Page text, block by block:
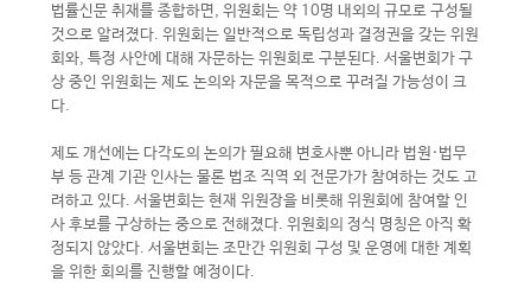
법률신문 취재를 종합하면, 위원회는 약 10명 내외의 규모로 구성될
것으로 알려졌다. 위원회는 일반적으로 독립성과 결정권을 갖는 위원
회와, 특정 사안에 대해 자문하는 위원회로 구분된다. 서울변회가 구
상 중인 위원회는 제도 논의와 자문을 목적으로 꾸려질 가능성이 크
다.
제도 개선에는 다각도의 논의가 필요해 변호사뿐 아니라 법원·법무
부 등 관계 기관 인사는 물론 법조 직역 외 전문가가 참여하는 것도 고
려하고 있다. 서울변회는 현재 위원장을 비롯해 위원회에 참여할 인
사 후보를 구상하는 중으로 전해졌다. 위원회의 정식 명칭은 아직 확
정되지 않았다. 서울변회는 조만간 위원회 구성 및 운영에 대한 계획
을 위한 회의를 진행할 예정이다.